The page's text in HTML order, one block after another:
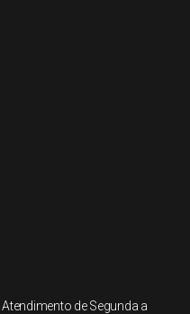
Atendimento de Segunda a